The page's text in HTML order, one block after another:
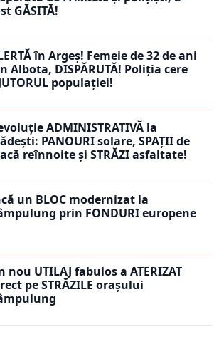
GĂSITĂ!
în Argeș! Femeie de 32 de ani
Albota, DISPĂRUTĂ! Poliția cere
populației!
ADMINISTRATIVĂ la
PANOURI solare, SPAȚII de
reînnoite și STRĂZI asfaltate!
un BLOC modernizat la
prin FONDURI europene
nou UTILAJ fabulos a ATERIZAT
pe STRĂZILE orașului